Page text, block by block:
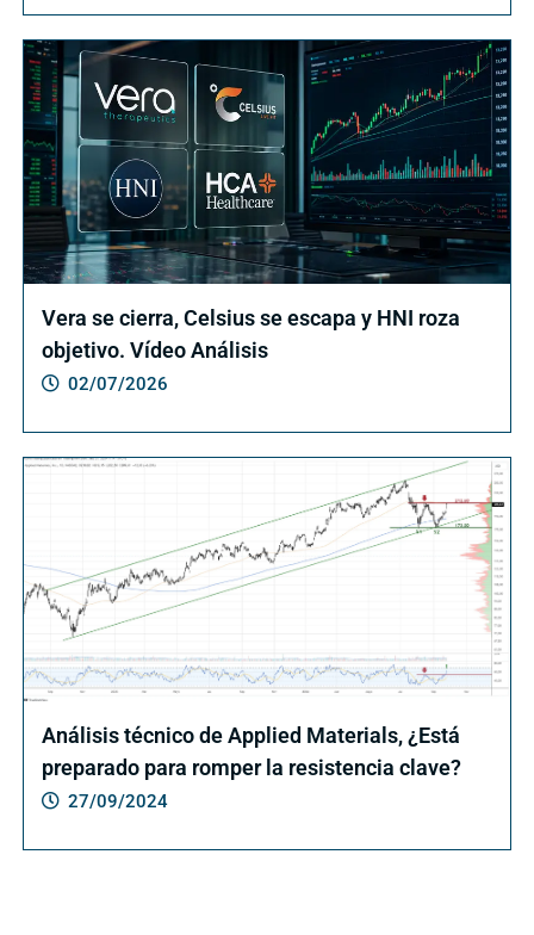
Vera se cierra, Celsius se escapa y HNI roza
objetivo. Vídeo Análisis
02/07/2026
Análisis técnico de Applied Materials, ¿Está
preparado para romper la resistencia clave?
27/09/2024